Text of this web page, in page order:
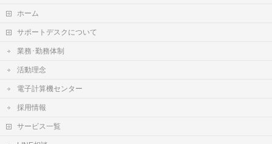
ホーム
サポートデスクについて
業務･勤務体制
活動理念
電子計算機センター
採用情報
サービス一覧